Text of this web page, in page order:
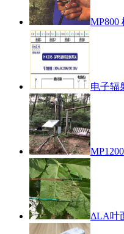
MP800
电子辐
ΔLA叶